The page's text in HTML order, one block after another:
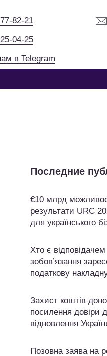
82-21
04-25
в Telegram
Последние
€10 млрд
результати URC
для українського
Хто є
зобов’язання
податкову
Захист коштів
посилення довіри
відновлення
Позовна заява на